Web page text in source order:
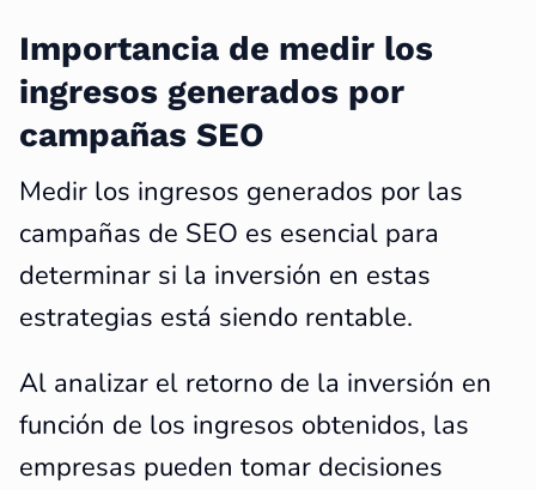
Importancia de medir los
ingresos generados por
campañas SEO
Medir los ingresos generados por las
campañas de SEO es esencial para
determinar si la inversión en estas
estrategias está siendo rentable.
Al analizar el retorno de la inversión en
función de los ingresos obtenidos, las
empresas pueden tomar decisiones